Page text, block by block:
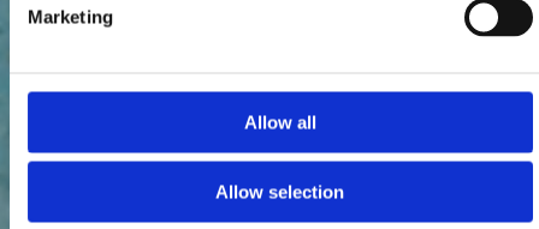
Marketing
Allow all
Allow selection